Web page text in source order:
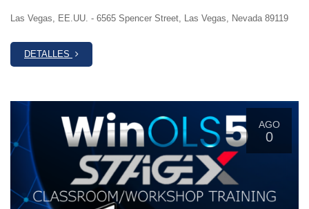
Las Vegas, EE.UU. - 6565 Spencer Street, Las Vegas, Nevada 89119
DETALLES
AGO
0